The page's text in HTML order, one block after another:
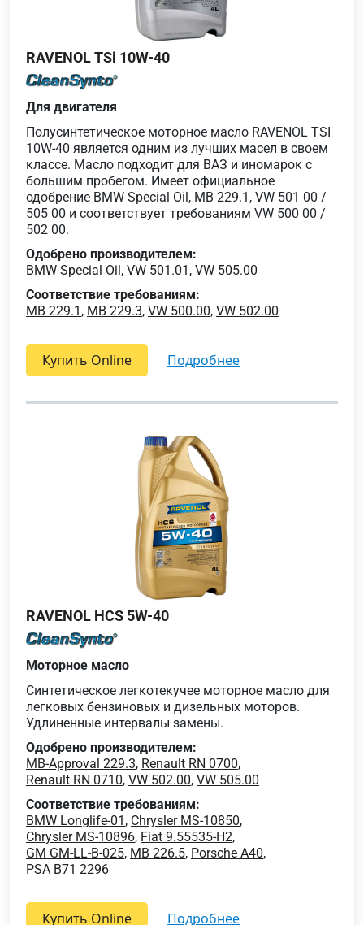
RAVENOL TSi 10W-40
Для двигателя
Полусинтетическое моторное масло RAVENOL TSI
10W-40 является одним из лучших масел в своем
классе. Масло подходит для ВАЗ и иномарок с
большим пробегом. Имеет официальное
одобрение BMW Special Oil, MB 229.1, VW 501 00 /
505 00 и соответствует требованиям VW 500 00 /
502 00.
Одобрено производителем:
BMW Special Oil , VW 501.01 , VW 505.00
Соответствие требованиям:
MB 229.1 , MB 229.3, VW 500.00, VW 502.00
Купить Online подробнее
RAVENOL HCS 5W-40
Моторное масло
Синтетическое легкотекучее моторное масло для
легковых бензиновых и дизельных моторов.
Удлиненные интервалы замены.
Одобрено производителем:
MB-Approval 229.3, Renault RN 0700,
Renault RN 0710, VW 502.00, VW 505.00
Соответствие требованиям:
BMW Longlife-01 , Chrysler MS-10850,
Chrysler MS-10896, Fiat 9.55535-H2,
GM GM-LL-B-025, MB 226.5, Porsche A40,
PSA B71 2296
Купить Online подробнее